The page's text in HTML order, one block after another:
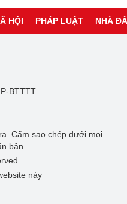
HỘI PHÁP LUẬT NHÀ
BTTTT
Cấm sao chép dưới mọi
bản.
này